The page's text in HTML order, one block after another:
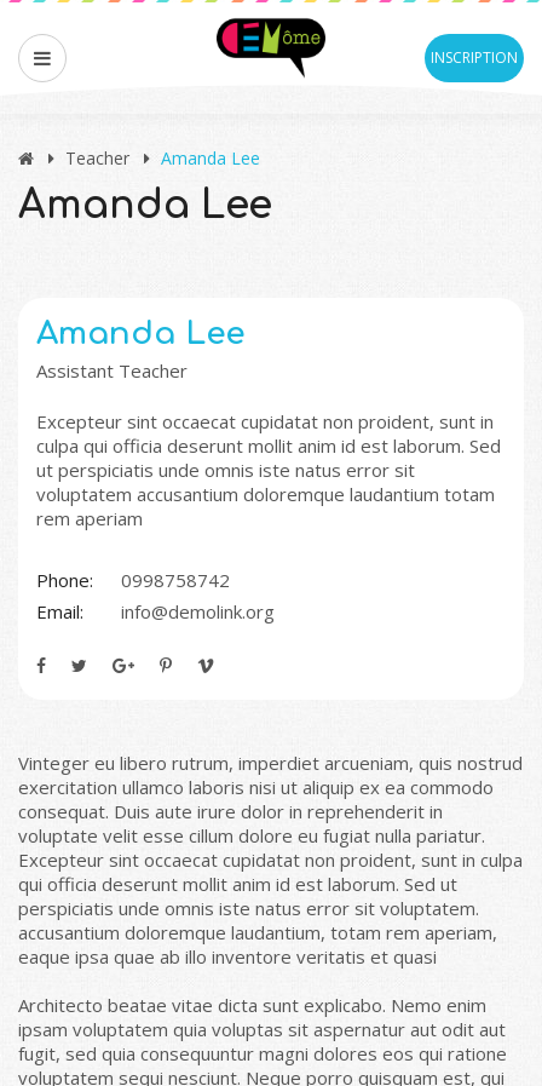
INSCRIPTION
Teacher Amanda Lee
Amanda Lee
Amanda Lee
Assistant Teacher
Excepteur sint occaecat cupidatat non proident, sunt in
culpa qui officia deserunt mollit anim id est laborum. Sed
ut perspiciatis unde omnis iste natus error sit
voluptatem accusantium doloremque laudantium totam
rem aperiam
Phone:
0998758742
Email:
info@demolink.org
Vinteger eu libero rutrum, imperdiet arcueniam, quis nostrud
exercitation ullamco laboris nisi ut aliquip ex ea commodo
consequat. Duis aute irure dolor in reprehenderit in
voluptate velit esse cillum dolore eu fugiat nulla pariatur.
Excepteur sint occaecat cupidatat non proident, sunt in culpa
qui officia deserunt mollit anim id est laborum. Sed ut
perspiciatis unde omnis iste natus error sit voluptatem.
accusantium doloremque laudantium, totam rem aperiam,
eaque ipsa quae ab illo inventore veritatis et quasi
Architecto beatae vitae dicta sunt explicabo. Nemo enim
ipsam voluptatem quia voluptas sit aspernatur aut odit aut
fugit, sed quia consequuntur magni dolores eos qui ratione
voluptatem sequi nesciunt. Neque porro quisquam est, qui